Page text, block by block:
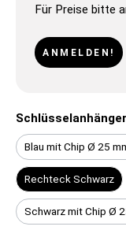
Für Preise bitte
ANMELDEN!
Blau mit Chip Ø 25
Rechteck Schwarz
Schwarz mit Chip Ø